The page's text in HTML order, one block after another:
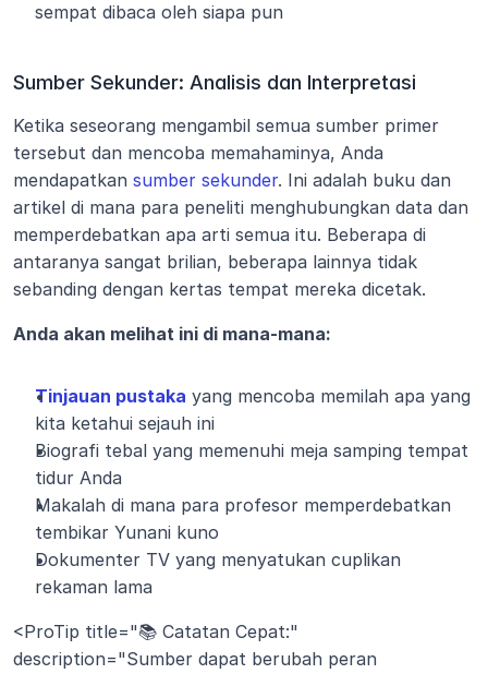
sempat dibaca oleh siapa pun
Sumber Sekunder: Analisis dan Interpretasi
Ketika seseorang mengambil semua sumber primer
tersebut dan mencoba memahaminya, Anda
mendapatkan sumber sekunder. Ini adalah buku dan
artikel di mana para peneliti menghubungkan data dan
memperdebatkan apa arti semua itu. Beberapa di
antaranya sangat brilian, beberapa lainnya tidak
sebanding dengan kertas tempat mereka dicetak.
Anda akan melihat ini di mana-mana:
Tinjauan pustaka yang mencoba memilah apa yang
kita ketahui sejauh ini
Biografi tebal yang memenuhi meja samping tempat
tidur Anda
Makalah di mana para profesor memperdebatkan
tembikar Yunani kuno
Dokumenter TV yang menyatukan cuplikan
rekaman lama
<ProTip title="📚 Catatan Cepat:"
description="Sumber dapat berubah peran